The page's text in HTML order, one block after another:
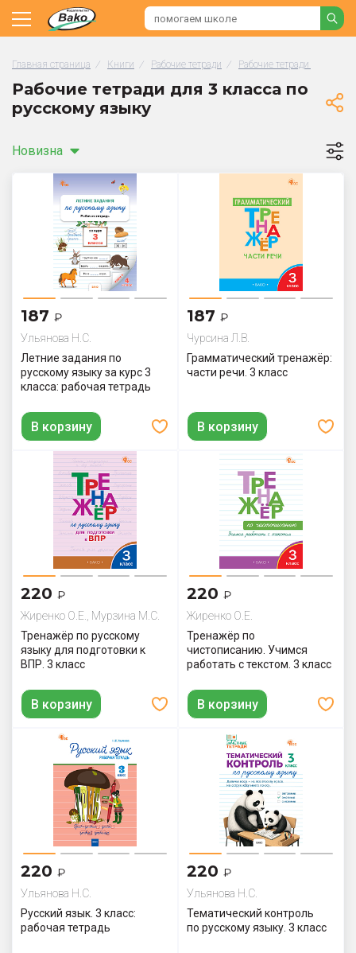
Главная страница / Книги / Рабочие тетради / Рабочие тетради по
Рабочие тетради для 3 класса по
русскому языку
Новизна
187 ₽
Ульянова Н.С.
Летние задания по
русскому языку за курс 3
класса: рабочая тетрадь
В корзину
187 ₽
Чурсина Л.В.
Грамматический тренажёр:
части речи. 3 класс
В корзину
220 ₽
Жиренко О.Е., Мурзина М.С.
Тренажёр по русскому
языку для подготовки к
ВПР. 3 класс
В корзину
220 ₽
Жиренко О.Е.
Тренажёр по
чистописанию. Учимся
работать с текстом. 3 класс
В корзину
220 ₽
Ульянова Н.С.
Русский язык. 3 класс:
рабочая тетрадь
220 ₽
Ульянова Н.С.
Тематический контроль
по русскому языку. 3 класс